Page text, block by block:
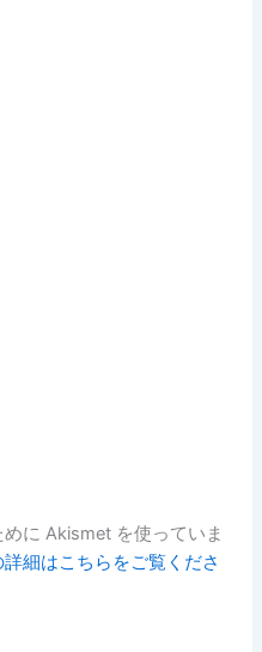
に Akismet を使っていま
細はこちらをご覧くださ